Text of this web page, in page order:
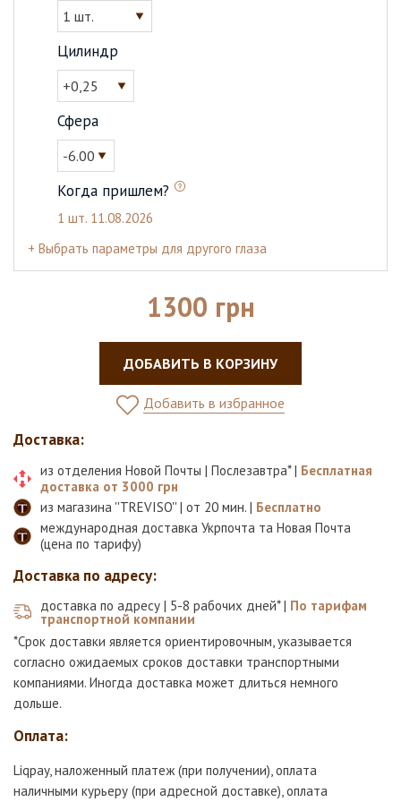
1 шт.
Цилиндр
+0,25
Сфера
-6.00
Когда пришлем?
1 шт. 11.08.2026
+ Выбрать параметры для другого глаза
Доставка:
из отделения Новой Почты | Послезавтра* | Бесплатная
доставка от 3000 грн
из магазина ''TREVISO'' | от 20 мин. | Бесплатно
международная доставка Укрпочта та Новая Почта
(цена по тарифу)
Доставка по адресу:
доставка по адресу | 5-8 рабочих дней* | По тарифам
транспортной компании
*Срок доставки является ориентировочным, указывается
согласно ожидаемых сроков доставки транспортными
компаниями. Иногда доставка может длиться немного
дольше.
Оплата:
Liqpay, наложенный платеж (при получении), оплата
наличными курьеру (при адресной доставке), оплата
1300 грн
ДОБАВИТЬ В КОРЗИНУ
Добавить в избранное